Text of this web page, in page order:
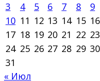
3
4 5 6 7 8
9
10 11 12 13 14 15 16
17 18 19 20 21 22 23
24 25 26 27 28 29 30
31
« Июл